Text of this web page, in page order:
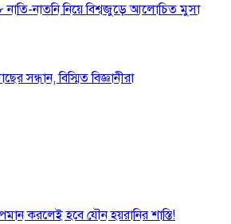
নাতি-নাতনি নিয়ে বিশ্বজুড়ে আলোচিত মুসা
সন্ধান, বিস্মিত বিজ্ঞানীরা
করলেই হবে যৌন হয়রানির শাস্তি!